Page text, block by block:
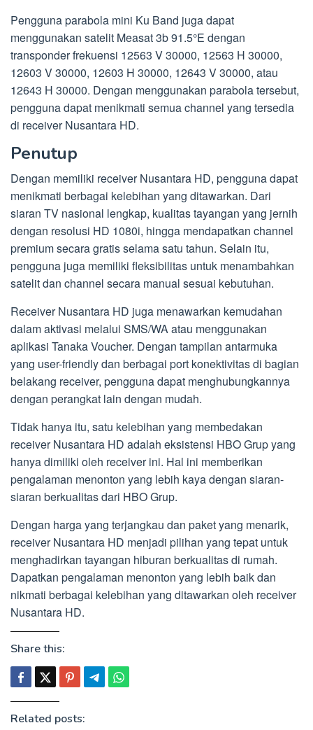
Pengguna parabola mini Ku Band juga dapat
menggunakan satelit Measat 3b 91.5°E dengan
transponder frekuensi 12563 V 30000, 12563 H 30000,
12603 V 30000, 12603 H 30000, 12643 V 30000, atau
12643 H 30000. Dengan menggunakan parabola tersebut,
pengguna dapat menikmati semua channel yang tersedia
di receiver Nusantara HD.
Penutup
Dengan memiliki receiver Nusantara HD, pengguna dapat
menikmati berbagai kelebihan yang ditawarkan. Dari
siaran TV nasional lengkap, kualitas tayangan yang jernih
dengan resolusi HD 1080i, hingga mendapatkan channel
premium secara gratis selama satu tahun. Selain itu,
pengguna juga memiliki fleksibilitas untuk menambahkan
satelit dan channel secara manual sesuai kebutuhan.
Receiver Nusantara HD juga menawarkan kemudahan
dalam aktivasi melalui SMS/WA atau menggunakan
aplikasi Tanaka Voucher. Dengan tampilan antarmuka
yang user-friendly dan berbagai port konektivitas di bagian
belakang receiver, pengguna dapat menghubungkannya
dengan perangkat lain dengan mudah.
Tidak hanya itu, satu kelebihan yang membedakan
receiver Nusantara HD adalah eksistensi HBO Grup yang
hanya dimiliki oleh receiver ini. Hal ini memberikan
pengalaman menonton yang lebih kaya dengan siaran-
siaran berkualitas dari HBO Grup.
Dengan harga yang terjangkau dan paket yang menarik,
receiver Nusantara HD menjadi pilihan yang tepat untuk
menghadirkan tayangan hiburan berkualitas di rumah.
Dapatkan pengalaman menonton yang lebih baik dan
nikmati berbagai kelebihan yang ditawarkan oleh receiver
Nusantara HD.
Share this:
Related posts: